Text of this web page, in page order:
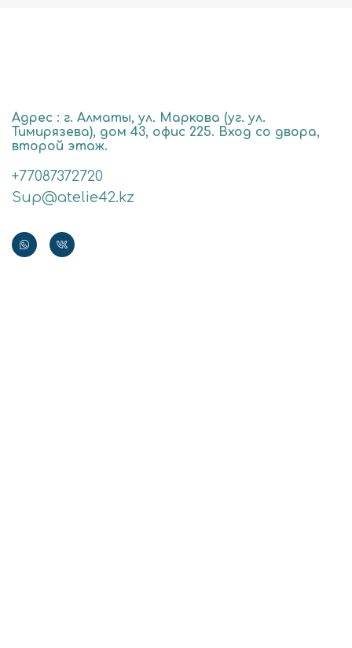
Адрес : г. Алматы, ул. Маркова (уг. ул.
Тимирязева), дом 43, офис 225. Вход со двора,
второй этаж.
+77087372720
Sup@atelie42.kz